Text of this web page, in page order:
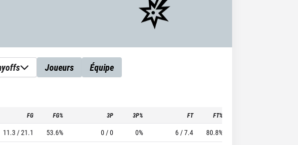
Joueurs Équipe
FG FG% 3P 3P% FT FT%
11.3 / 21.1 53.6% 0 / 0 0% 6 / 7.4 80.8%